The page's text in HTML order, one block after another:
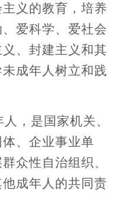
义的教育，培养
爱科学、爱社会
、封建主义和其
成年人树立和践
，是国家机关、
、企业事业单
众性自治组织、
成年人的共同责